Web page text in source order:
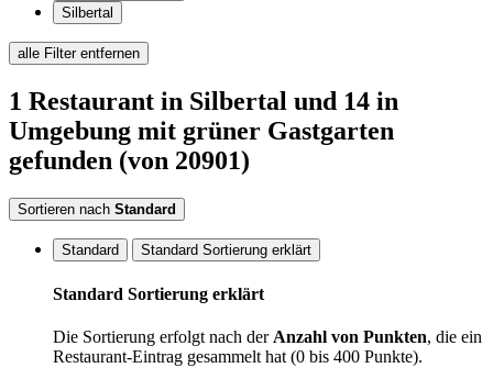
Silbertal
alle Filter entfernen
1 Restaurant in Silbertal und 14 in
Umgebung mit grüner Gastgarten
gefunden (von 20901)
Sortieren nach Standard
Standard Standard Sortierung erklärt
Standard Sortierung erklärt
Die Sortierung erfolgt nach derAnzahl von Punkten, die ein
Restaurant-Eintrag gesammelt hat (0 bis 400 Punkte).